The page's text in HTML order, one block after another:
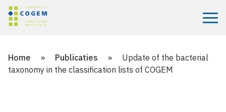
Menu
Home » Publicaties »
Update of the bacterial
taxonomy in the classification lists of COGEM